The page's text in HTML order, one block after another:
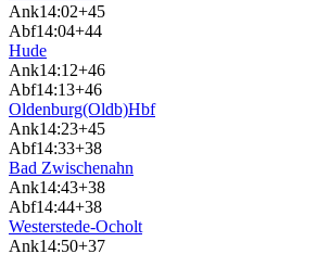
Ank14:02+45
Abf14:04+44
Hude
Ank14:12+46
Abf14:13+46
Oldenburg(Oldb)Hbf
Ank14:23+45
Abf14:33+38
Bad Zwischenahn
Ank14:43+38
Abf14:44+38
Westerstede-Ocholt
Ank14:50+37